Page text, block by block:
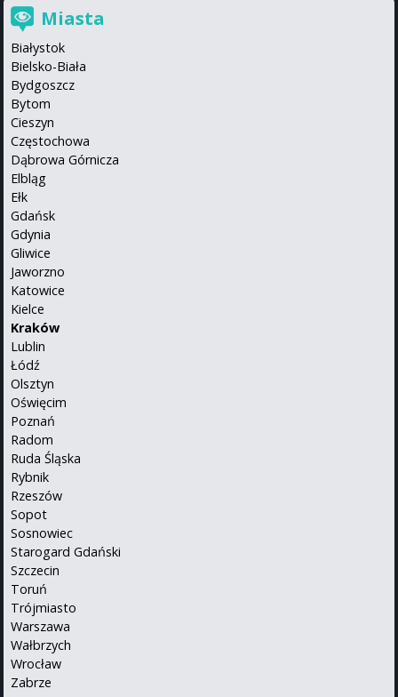
Miasta
Białystok
Bielsko-Biała
Bydgoszcz
Bytom
Cieszyn
Częstochowa
Dąbrowa Górnicza
Elbląg
Ełk
Gdańsk
Gdynia
Gliwice
Jaworzno
Katowice
Kielce
Kraków
Lublin
Łódź
Olsztyn
Oświęcim
Poznań
Radom
Ruda Śląska
Rybnik
Rzeszów
Sopot
Sosnowiec
Starogard Gdański
Szczecin
Toruń
Trójmiasto
Warszawa
Wałbrzych
Wrocław
Zabrze